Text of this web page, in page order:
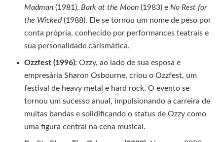
Madman (1981), Bark at the Moon (1983) e No Rest for
the Wicked(1988). Ele se tornou um nome de peso por
conta própria, conhecido por performances teatrais e
sua personalidade carismática.
Ozzfest (1996): Ozzy, ao lado de sua esposa e
empresária Sharon Osbourne, criou o Ozzfest, um
festival de heavy metal e hard rock. O evento se
tornou um sucesso anual, impulsionando a carreira de
muitas bandas e solidificando o status de Ozzy como
uma figura central na cena musical.